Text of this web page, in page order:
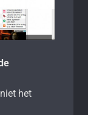
het